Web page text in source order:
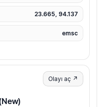
23.665, 94.137
emsc
Olayı aç ↗